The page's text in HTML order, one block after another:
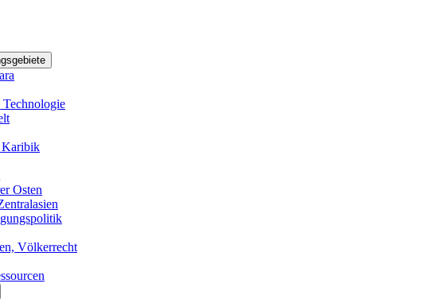
Karibik
Osten
Völkerrecht